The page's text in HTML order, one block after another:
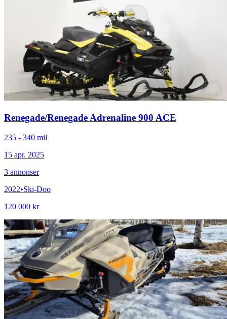
Renegade/Renegade Adrenaline 900 ACE
235 - 340 mil
15 apr. 2025
3 annonser
2022•Ski-Doo
120 000 kr